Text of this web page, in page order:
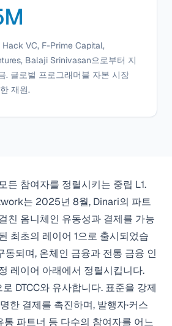
Hack VC, F-Prime Capital,
Balaji Srinivasan으로부터 지
. 글로벌 프로그래머블 자본 시장
재원.
든 참여자를 정렬시키는 중립 L1.
는 2025년 8월, Dinari의 파트
친 옴니체인 유동성과 결제를 가능
최초의 레이어 1으로 출시되었습
동되며, 온체인 금융과 전통 금융 인
레이어 아래에서 정렬시킵니다.
DTCC와 유사합니다. 표준을 강제
한 결제를 촉진하며, 발행자·커스
통 파트너 등 다수의 참여자를 어느